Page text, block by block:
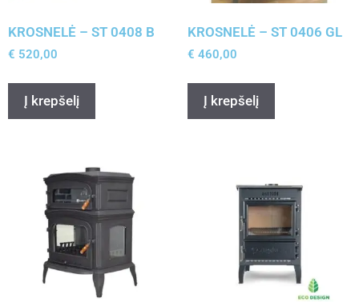
KROSNELĖ – ST 0408 B
€ 520,00
Į krepšelį
KROSNELĖ – ST 0406 GL
€ 460,00
Į krepšelį